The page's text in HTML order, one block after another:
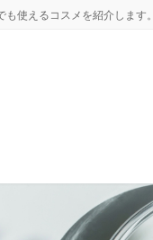
使えるコスメを紹介します。